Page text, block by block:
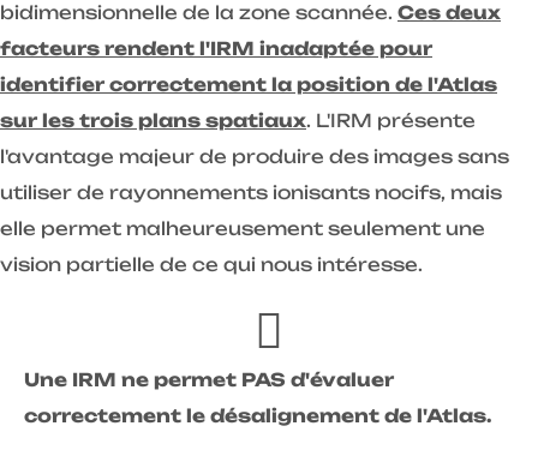
bidimensionnelle de la zone scannée. Ces deux
facteurs rendent l'IRM inadaptée pour
identifier correctement la position de l'Atlas
sur les trois plans spatiaux. L'IRM présente
l'avantage majeur de produire des images sans
utiliser de rayonnements ionisants nocifs, mais
elle permet malheureusement seulement une
vision partielle de ce qui nous intéresse.
Une IRM ne permet PAS d'évaluer
correctement le désalignement de l'Atlas.